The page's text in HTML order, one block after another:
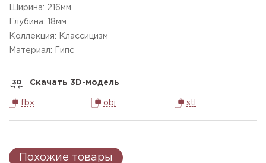
Ширина: 216мм
Глубина:
18мм
Коллекция: Классицизм
Материал: Гипс
Скачать 3D-модель
fbx obj stl
Похожие товары